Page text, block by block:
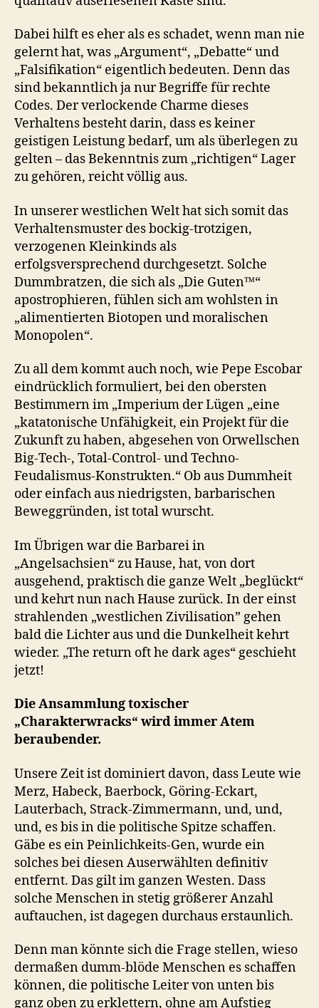
Dabei hilft es eher als es schadet, wenn man nie
gelernt hat, was „Argument“, „Debatte“ und
„Falsifikation“ eigentlich bedeuten. Denn das
sind bekanntlich ja nur Begriffe für rechte
Codes. Der verlockende Charme dieses
Verhaltens besteht darin, dass es keiner
geistigen Leistung bedarf, um als überlegen zu
gelten – das Bekenntnis zum „richtigen“ Lager
zu gehören, reicht völlig aus.
In unserer westlichen Welt hat sich somit das
Verhaltensmuster des bockig-trotzigen,
verzogenen Kleinkinds als
erfolgsversprechend durchgesetzt. Solche
Dummbratzen, die sich als „Die Guten™“
apostrophieren, fühlen sich am wohlsten in
„alimentierten Biotopen und moralischen
Monopolen“.
Zu all dem kommt auch noch, wie Pepe Escobar
eindrücklich formuliert, bei den obersten
Bestimmern im „Imperium der Lügen „eine
„katatonische Unfähigkeit, ein Projekt für die
Zukunft zu haben, abgesehen von Orwellschen
Big-Tech-, Total-Control- und Techno-
Feudalismus-Konstrukten.“ Ob aus Dummheit
oder einfach aus niedrigsten, barbarischen
Beweggründen, ist total wurscht.
Im Übrigen war die Barbarei in
„Angelsachsien“ zu Hause, hat, von dort
ausgehend, praktisch die ganze Welt „beglückt“
und kehrt nun nach Hause zurück. In der einst
strahlenden „westlichen Zivilisation” gehen
bald die Lichter aus und die Dunkelheit kehrt
wieder. „The return oft he dark ages“ geschieht
jetzt!
Die Ansammlung toxischer
„Charakterwracks“ wird immer Atem
beraubender.
Unsere Zeit ist dominiert davon, dass Leute wie
Merz, Habeck, Baerbock, Göring-Eckart,
Lauterbach, Strack-Zimmermann, und, und,
und, es bis in die politische Spitze schaffen.
Gäbe es ein Peinlichkeits-Gen, wurde ein
solches bei diesen Auserwählten definitiv
entfernt. Das gilt im ganzen Westen. Dass
solche Menschen in stetig größerer Anzahl
auftauchen, ist dagegen durchaus erstaunlich.
Denn man könnte sich die Frage stellen, wieso
dermaßen dumm-blöde Menschen es schaffen
können, die politische Leiter von unten bis
ganz oben zu erklettern, ohne am Aufstieg